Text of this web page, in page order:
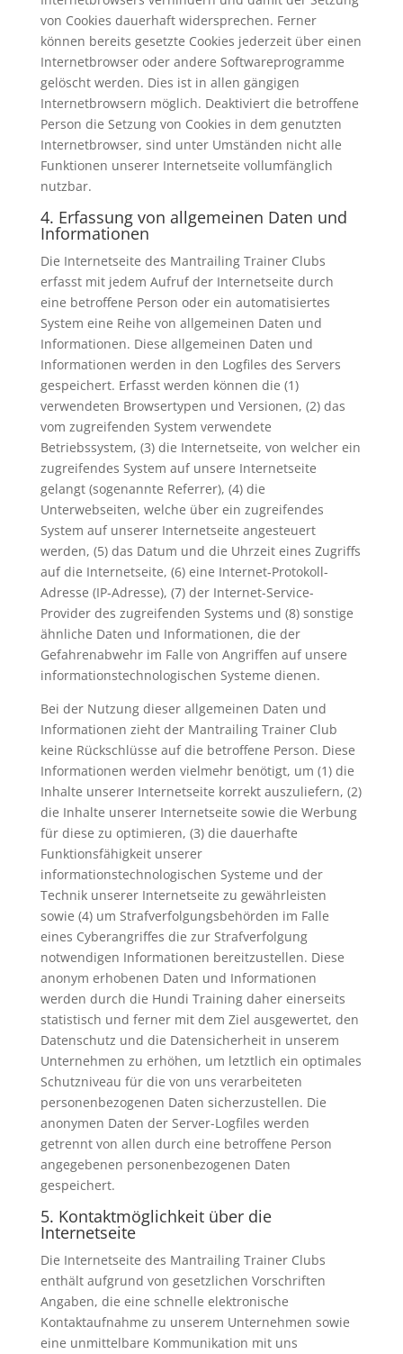
von Cookies dauerhaft widersprechen. Ferner
können bereits gesetzte Cookies jederzeit über einen
Internetbrowser oder andere Softwareprogramme
gelöscht werden. Dies ist in allen gängigen
Internetbrowsern möglich. Deaktiviert die betroffene
Person die Setzung von Cookies in dem genutzten
Internetbrowser, sind unter Umständen nicht alle
Funktionen unserer Internetseite vollumfänglich
nutzbar.
4. Erfassung von allgemeinen Daten und
Informationen
Die Internetseite des Mantrailing Trainer Clubs
erfasst mit jedem Aufruf der Internetseite durch
eine betroffene Person oder ein automatisiertes
System eine Reihe von allgemeinen Daten und
Informationen. Diese allgemeinen Daten und
Informationen werden in den Logfiles des Servers
gespeichert. Erfasst werden können die (1)
verwendeten Browsertypen und Versionen, (2) das
vom zugreifenden System verwendete
Betriebssystem, (3) die Internetseite, von welcher ein
zugreifendes System auf unsere Internetseite
gelangt (sogenannte Referrer), (4) die
Unterwebseiten, welche über ein zugreifendes
System auf unserer Internetseite angesteuert
werden, (5) das Datum und die Uhrzeit eines Zugriffs
auf die Internetseite, (6) eine Internet-Protokoll-
Adresse (IP-Adresse), (7) der Internet-Service-
Provider des zugreifenden Systems und (8) sonstige
ähnliche Daten und Informationen, die der
Gefahrenabwehr im Falle von Angriffen auf unsere
informationstechnologischen Systeme dienen.
Bei der Nutzung dieser allgemeinen Daten und
Informationen zieht der Mantrailing Trainer Club
keine Rückschlüsse auf die betroffene Person. Diese
Informationen werden vielmehr benötigt, um (1) die
Inhalte unserer Internetseite korrekt auszuliefern, (2)
die Inhalte unserer Internetseite sowie die Werbung
für diese zu optimieren, (3) die dauerhafte
Funktionsfähigkeit unserer
informationstechnologischen Systeme und der
Technik unserer Internetseite zu gewährleisten
sowie (4) um Strafverfolgungsbehörden im Falle
eines Cyberangriffes die zur Strafverfolgung
notwendigen Informationen bereitzustellen. Diese
anonym erhobenen Daten und Informationen
werden durch die Hundi Training daher einerseits
statistisch und ferner mit dem Ziel ausgewertet, den
Datenschutz und die Datensicherheit in unserem
Unternehmen zu erhöhen, um letztlich ein optimales
Schutzniveau für die von uns verarbeiteten
personenbezogenen Daten sicherzustellen. Die
anonymen Daten der Server-Logfiles werden
getrennt von allen durch eine betroffene Person
angegebenen personenbezogenen Daten
gespeichert.
5. Kontaktmöglichkeit über die
Internetseite
Die Internetseite des Mantrailing Trainer Clubs
enthält aufgrund von gesetzlichen Vorschriften
Angaben, die eine schnelle elektronische
Kontaktaufnahme zu unserem Unternehmen sowie
eine unmittelbare Kommunikation mit uns